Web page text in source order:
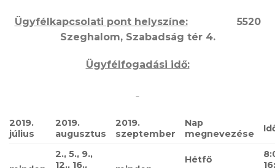
Ügyfélkapcsolati pont helyszíne:5520
Szeghalom, Szabadság tér 4.
Ügyfélfogadási idő:
2019.
július
2019.
augusztus
2019.
szeptember
Nap
megnevezése
2., 5., 9.,
12., 16.,
Hétfő